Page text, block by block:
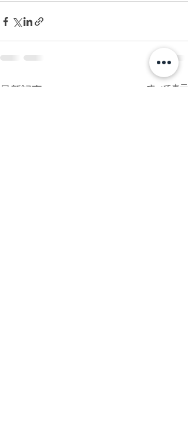
最新記事 すべて表示